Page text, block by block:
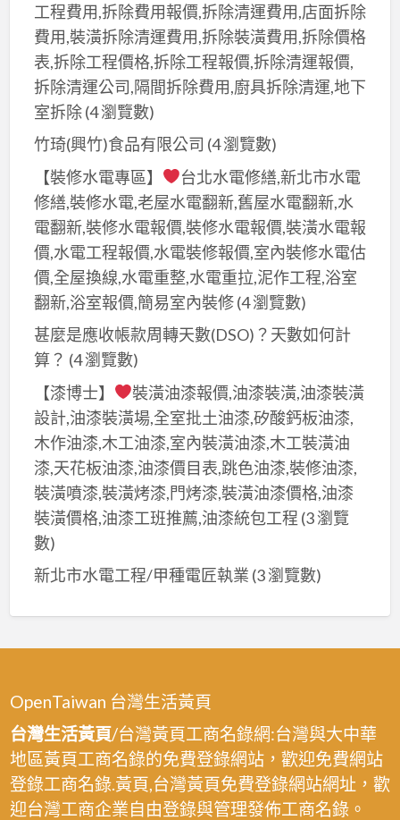
工程費用,拆除費用報價,拆除清運費用,店面拆除
費用,裝潢拆除清運費用,拆除裝潢費用,拆除價格
表,拆除工程價格,拆除工程報價,拆除清運報價,
拆除清運公司,隔間拆除費用,廚具拆除清運,地下
室拆除(4 瀏覽數)
竹琦(興竹)食品有限公司 (4 瀏覽數)
【裝修水電專區】
台北水電修繕,新北市水電
修繕,裝修水電,老屋水電翻新,舊屋水電翻新,水
電翻新,裝修水電報價,裝修水電報價,裝潢水電報
價,水電工程報價,水電裝修報價,室內裝修水電估
價,全屋換線,水電重整,水電重拉,泥作工程,浴室
翻新,浴室報價,簡易室內裝修(4 瀏覽數)
甚麼是應收帳款周轉天數(DSO)？天數如何計
算？​ (4 瀏覽數)
【漆博士】
裝潢油漆報價,油漆裝潢,油漆裝潢
設計,油漆裝潢場,全室批土油漆,矽酸鈣板油漆,
木作油漆,木工油漆,室內裝潢油漆,木工裝潢油
漆,天花板油漆,油漆價目表,跳色油漆,裝修油漆,
裝潢噴漆,裝潢烤漆,門烤漆,裝潢油漆價格,油漆
裝潢價格,油漆工班推薦,油漆統包工程 (3 瀏覽
數)
新北市水電工程/甲種電匠執業 (3 瀏覽數)
OpenTaiwan 台灣生活黃頁
台灣生活黃頁/台灣黃頁工商名錄網:台灣與大中華
地區黃頁工商名錄的免費登錄網站，歡迎免費網站
登錄工商名錄.黃頁,台灣黃頁免費登錄網站網址，歡
迎台灣工商企業自由登錄與管理發佈工商名錄。